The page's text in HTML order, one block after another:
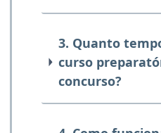
3. Quanto
curso
concurso?